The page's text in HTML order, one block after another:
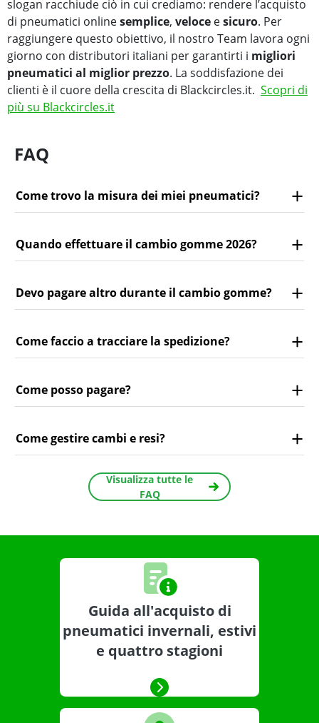
slogan racchiude ciò in cui crediamo: rendere l’acquisto
di pneumatici onlinesemplice, veloce esicuro. Per
raggiungere questo obiettivo, il nostro Team lavora ogni
giorno con distributori italiani per garantirti i migliori
pneumatici al miglior prezzo. La soddisfazione dei
clienti è il cuore della crescita di Blackcircles.it. Scopri di
più su Blackcircles.it
FAQ
Come trovo la misura dei miei pneumatici?
Quando effettuare il cambio gomme 2026?
Devo pagare altro durante il cambio gomme?
Come faccio a tracciare la spedizione?
Come posso pagare?
Come gestire cambi e resi?
Visualizza tutte le
FAQ
Guida all'acquisto di
pneumatici invernali, estivi
e quattro stagioni